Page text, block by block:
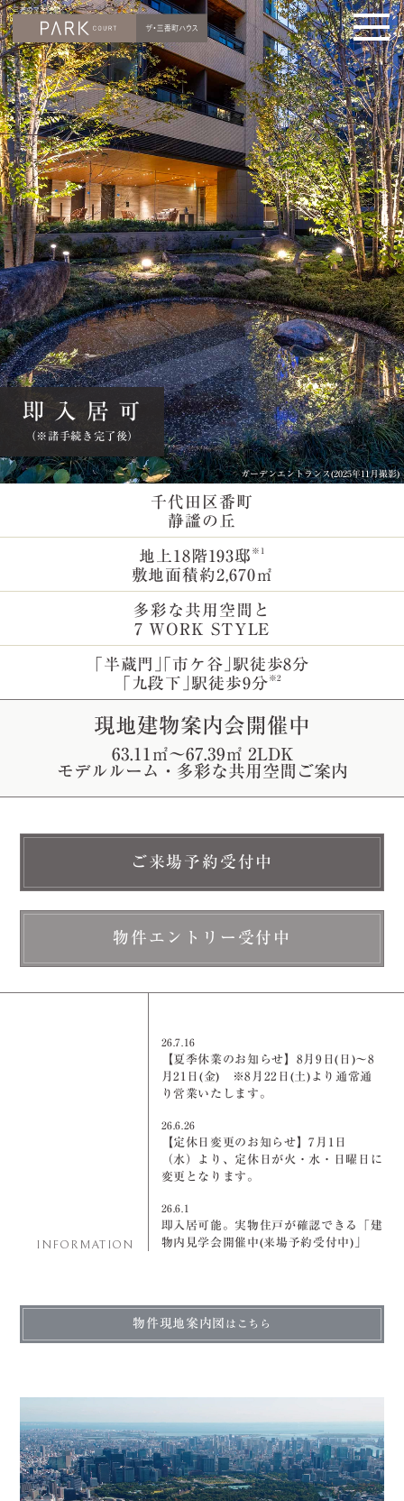
グランドエントランス(2025年11月撮影)
ガーデンエントランス(2025年11月撮影)
即 入 居 可
（※諸手続き完了後）
千代田区番町
静謐の丘
地上18階193邸 ※1
敷地面積約2,670㎡
多彩な共用空間と
7 WORK STYLE
｢半蔵門｣｢市ケ谷｣駅徒歩8分
｢九段下｣駅徒歩9分 ※2
現地建物案内会開催中
63.11㎡～67.39㎡ 2LDK
モデルルーム・多彩な共用空間ご案内
ご来場予約受付中
物件エントリー受付中
INFORMATION
26.7.16
【夏季休業のお知らせ】8月9日(日)～8
月21日(金) ※8月22日(土)より通常通
り営業いたします。
26.6.26
【定休日変更のお知らせ】7月1日
（水）より、定休日が火・水・日曜日に
変更となります。
26.6.1
即入居可能。実物住戸が確認できる「建
物内見学会開催中(来場予約受付中)」
物件現地案内図 はこちら